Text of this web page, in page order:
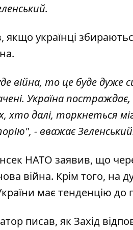
якщо українці
війна, то це буде
Україна
хто далі, торкнеться
- вважає
НАТО заявив, що
війна. Крім того, на
має тенденцію до
писав, як Захід